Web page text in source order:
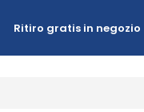
Ritiro gratis in negozio